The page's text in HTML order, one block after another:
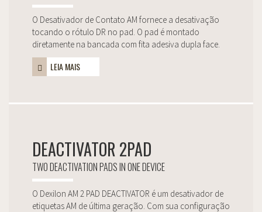
O Desativador de Contato AM fornece a desativação
tocando o rótulo DR no pad. O pad é montado
diretamente na bancada com fita adesiva dupla face.
LEIA MAIS
DEACTIVATOR 2PAD
TWO DEACTIVATION PADS IN ONE DEVICE
O Dexilon AM 2 PAD DEACTIVATOR é um desativador de
etiquetas AM de última geração. Com sua configuração